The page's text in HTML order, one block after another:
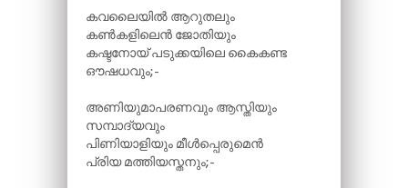
കവലൈയിൽ ആറുതലും
കൺകളിലെൻ ജോതിയും
കഷ്ടനോയ് പടുക്കയിലെ കൈകണ്ട
ഔഷധവും;-
അണിയുമാപരണവും ആസ്തിയും
സമ്പാദ്യവും
പിണിയാളിയും മീൾപ്പെരുമെൻ
പ്രിയ മത്തിയസ്തനും;-